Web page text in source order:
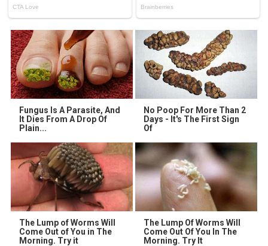
Fungus Is A Parasite, And
It Dies From A Drop Of
Plain...
No Poop For More Than 2
Days - It's The First Sign
Of
The Lump of Worms Will
Come Out of You in The
Morning. Try it
The Lump Of Worms Will
Come Out Of You In The
Morning. Try It